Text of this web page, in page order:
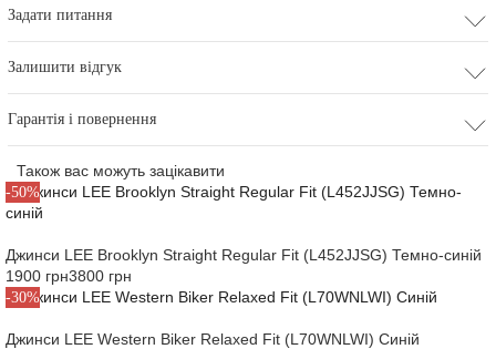
Задати питання
Залишити відгук
Гарантія і повернення
Також вас можуть зацікавити
-50%
Джинси LEE Brooklyn Straight Regular Fit (L452JJSG) Темно-синій
1900 грн3800 грн
-30%
Джинси LEE Western Biker Relaxed Fit (L70WNLWI) Синій